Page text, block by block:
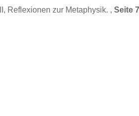
Reflexionen zur Metaphysik. , Seite